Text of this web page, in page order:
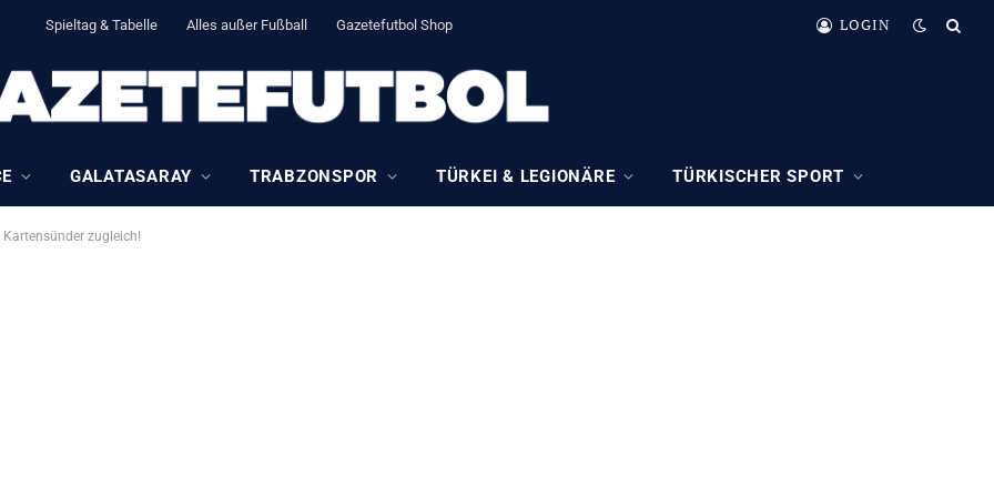
Spieltag & Tabelle Alles außer Fußball Gazetefutbol Shop LOGIN
GALATASARAY TRABZONSPOR TÜRKEI & LEGIONÄRE TÜRKISCHER SPORT
zugleich!